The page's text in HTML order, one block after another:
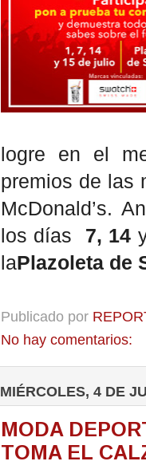
logre en el
premios de las
McDonald’s.
los días 7, 14
laPlazoleta de
Publicado por
No hay comentarios:
MIÉRCOLES, 4 DE
MODA
TOMA EL